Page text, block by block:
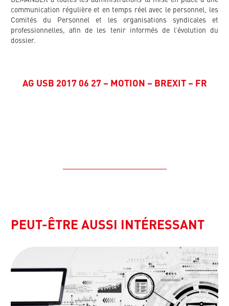
communication régulière et en temps réel avec le personnel, les
Comités du Personnel et les organisations syndicales et
professionnelles, afin de les tenir informés de l’évolution du
dossier.
AG USB 2017 06 27 – MOTION – BREXIT – FR
PEUT-ÊTRE AUSSI INTÉRESSANT